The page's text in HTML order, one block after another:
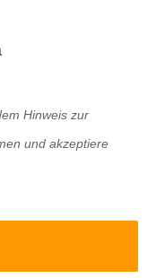
Hinweis zur
und akzeptiere